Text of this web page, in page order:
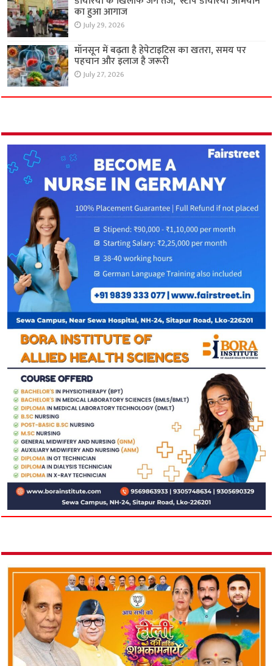
का हुआ आगाज
July 29, 2026
मॉनसून में बढ़ता है हेपेटाइटिस का खतरा, समय पर
पहचान और इलाज है जरूरी
July 27, 2026